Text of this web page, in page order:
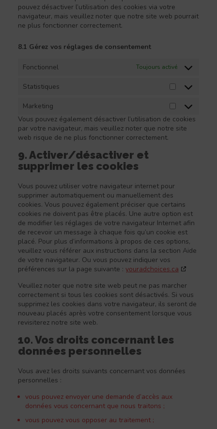
pouvez désactiver l’utilisation des cookies via votre
navigateur, mais veuillez noter que notre site web pourrait
ne plus fonctionner correctement.
8.1 Gérez vos réglages de consentement
Fonctionnel Toujours activé
Statistiques
Statistiques
Marketing
Marketing
Vous pouvez également désactiver l’utilisation de cookies
par votre navigateur, mais veuillez noter que notre site
web risque de ne plus fonctionner correctement.
9. Activer/désactiver et
supprimer les cookies
Vous pouvez utiliser votre navigateur internet pour
supprimer automatiquement ou manuellement des
cookies. Vous pouvez également préciser que certains
cookies ne doivent pas être placés. Une autre option est
de modifier les réglages de votre navigateur Internet afin
de recevoir un message à chaque fois qu’un cookie est
placé. Pour plus d’informations à propos de ces options,
veuillez vous référer aux instructions dans la section Aide
de votre navigateur. Ou vous pouvez indiquer vos
préférences sur la page suivante : youradchoices.ca
Veuillez noter que notre site web peut ne pas marcher
correctement si tous les cookies sont désactivés. Si vous
supprimez les cookies dans votre navigateur, ils seront de
nouveau placés après votre consentement lorsque vous
revisiterez notre site web.
10. Vos droits concernant les
données personnelles
Vous avez les droits suivants concernant vos données
personnelles :
vous pouvez envoyer une demande d’accès aux
données vous concernant que nous traitons ;
vous pouvez vous opposer au traitement ;